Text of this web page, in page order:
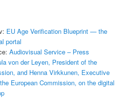
EU Age Verification Blueprint — the
portal
Audiovisual Service – Press
von der Leyen, President of the
and Henna Virkkunen, Executive
European Commission, on the digital